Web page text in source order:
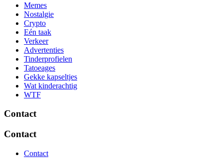
Memes
Nostalgie
Crypto
Eén taak
Verkeer
Advertenties
Tinderprofielen
Tatoeages
Gekke kapseltjes
Wat kinderachtig
WTF
Contact
Contact
Contact